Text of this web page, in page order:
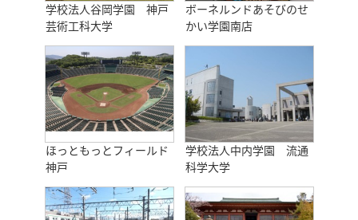
学校法人谷岡学園 神戸
芸術工科大学
ボーネルンドあそびのせ
かい学園南店
ほっともっとフィールド
神戸
学校法人中内学園 流通
科学大学